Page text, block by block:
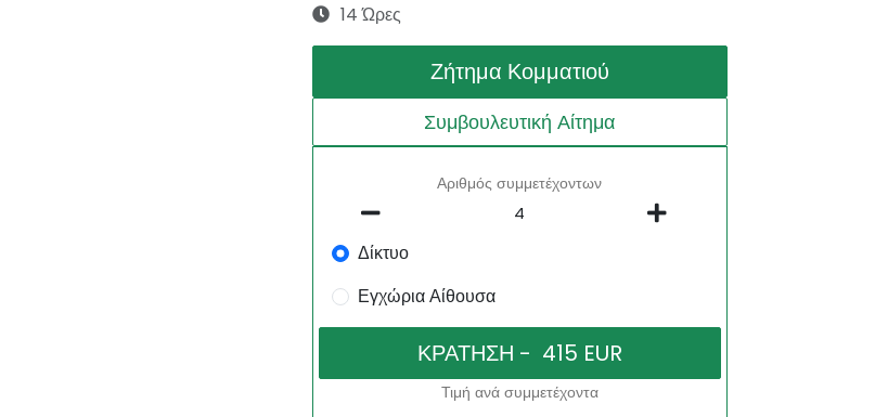
14 Ώρες
Ζήτημα Κομματιού
Συμβουλευτική Αίτημα
Αριθμός συμμετέχοντων
Δίκτυο
Εγχώρια Αίθουσα
Τιμή ανά συμμετέχοντα